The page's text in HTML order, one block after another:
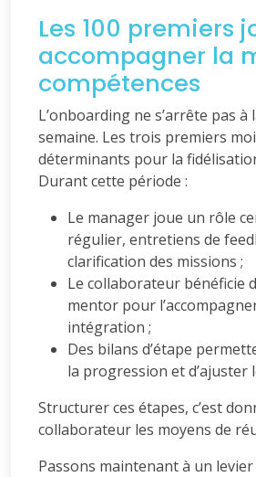
Les 100 premiers
accompagner la
compétences
L’onboarding ne s’arrête pas à
semaine. Les trois premiers
déterminants pour la
Durant cette période :
Le manager joue un rôle
régulier, entretiens de
clarification des missions ;
Le collaborateur bénéficie
mentor pour
intégration ;
Des bilans d’étape
la progression et d’ajuster
Structurer ces étapes, c’est
collaborateur les moyens de
Passons maintenant à un levier